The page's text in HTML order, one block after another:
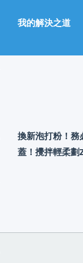
我的解決之道
換新泡打粉！務
蓋！攪拌輕柔劃